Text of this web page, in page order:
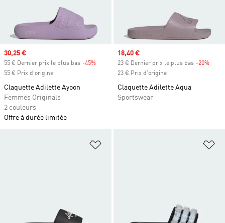
Prix soldé
30,25 €
55 € Dernier prix le plus bas -45%
55 € Prix d'origine
Claquette Adilette Ayoon
Femmes Originals
2 couleurs
Offre à durée limitée
Prix soldé
18,40 €
23 € Dernier prix le plus bas -20%
23 € Prix d'origine
Claquette Adilette Aqua
Sportswear
Ajouter à la Liste de produits